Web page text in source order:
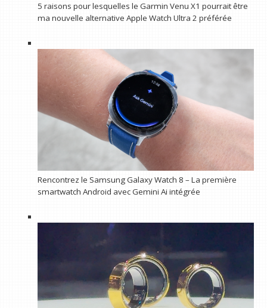
5 raisons pour lesquelles le Garmin Venu X1 pourrait être
ma nouvelle alternative Apple Watch Ultra 2 préférée
Rencontrez le Samsung Galaxy Watch 8 – La première
smartwatch Android avec Gemini Ai intégrée